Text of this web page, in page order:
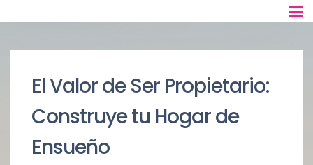
El Valor de Ser Propietario:
Construye tu Hogar de
Ensueño